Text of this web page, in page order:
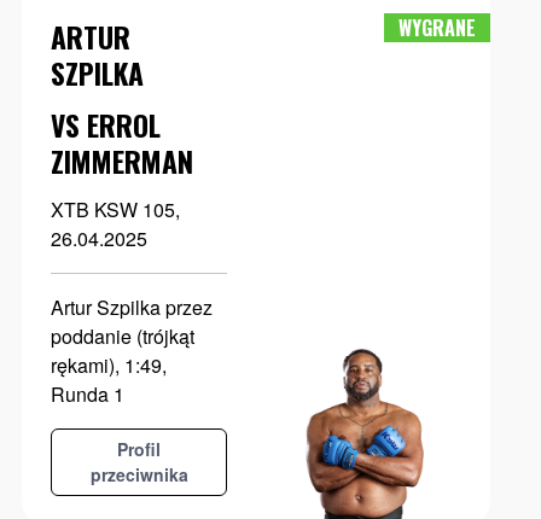
ARTUR
SZPILKA
VS ERROL
ZIMMERMAN
XTB KSW 105,
26.04.2025
Artur Szpilka przez
poddanie (trójkąt
rękami), 1:49,
Runda 1
Profil
przeciwnika
WYGRANE